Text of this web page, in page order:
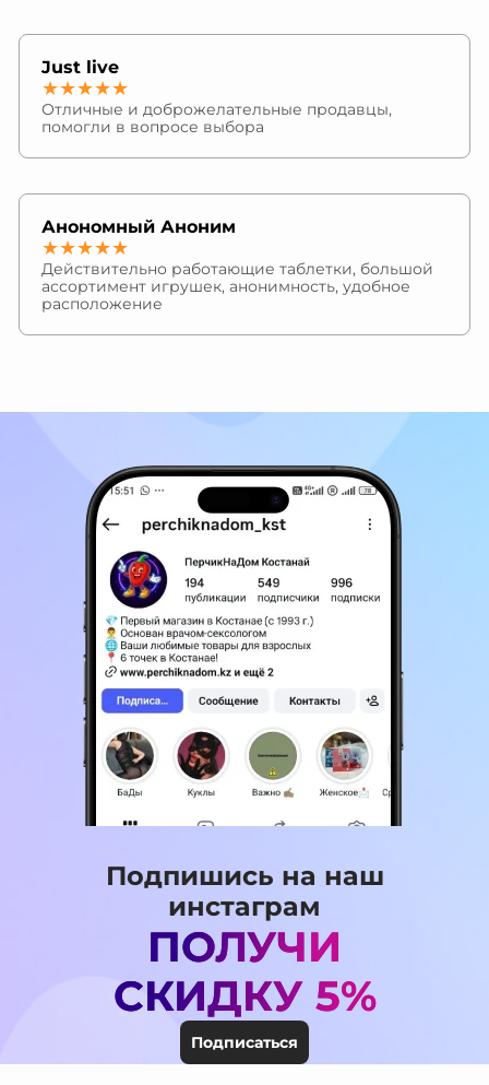
Just live
★★★★★
Отличные и доброжелательные продавцы,
помогли в вопросе выбора
Анономный Аноним
★★★★★
Действительно работающие таблетки, большой
ассортимент игрушек, анонимность, удобное
расположение
Подпишись на наш
инстаграм
ПОЛУЧИ
СКИДКУ 5%
Подписаться